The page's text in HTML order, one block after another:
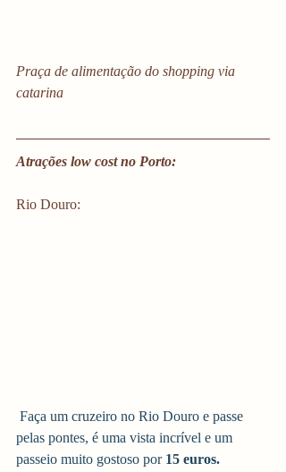
Praça de alimentação do shopping via
catarina
Atrações low cost no Porto:
Rio Douro:
pelas pontes, é uma vista incrível e um
passeio muito gostoso por 15 euros.